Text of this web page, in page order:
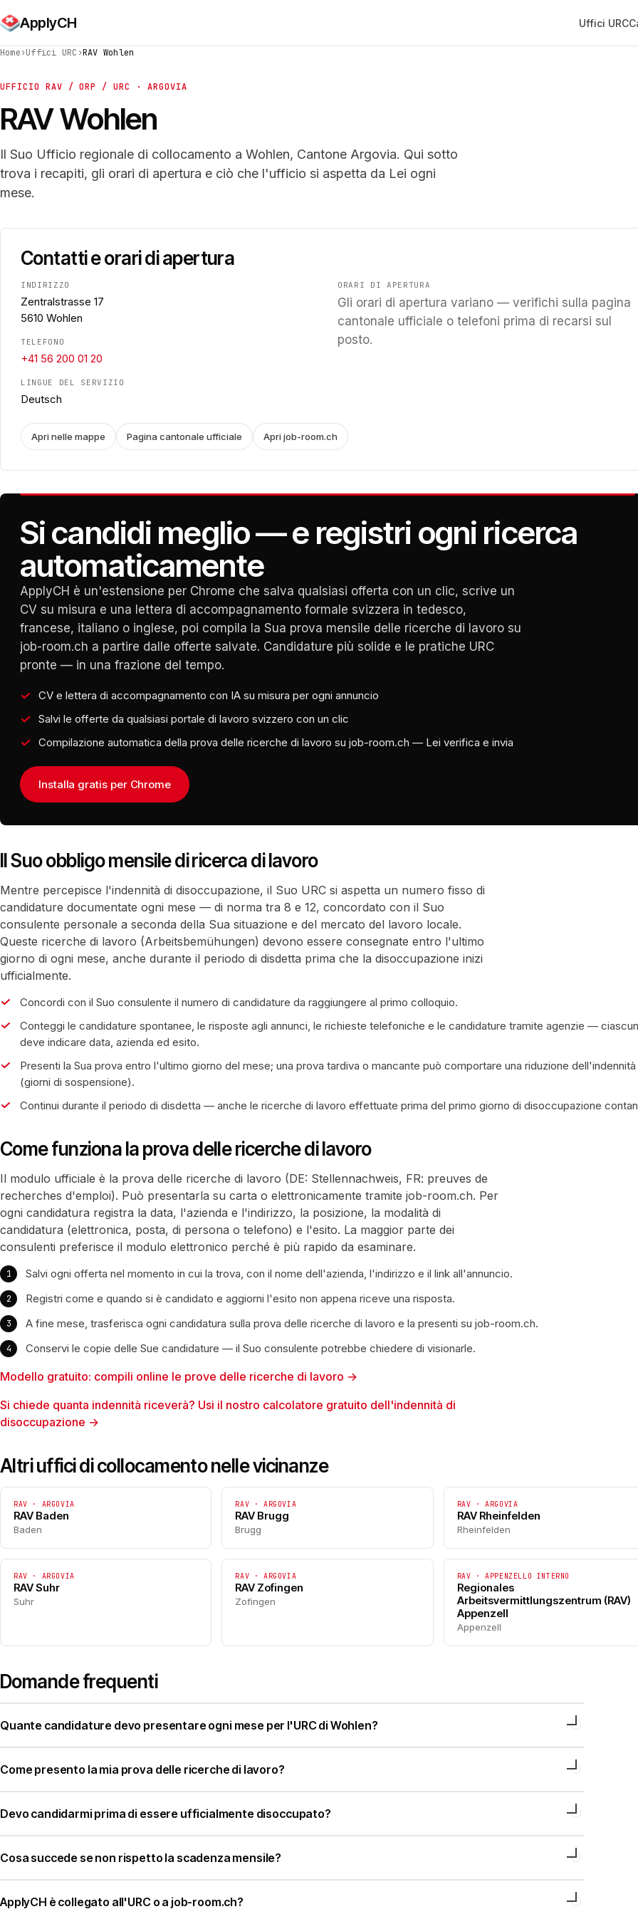
ApplyCH Uffici URC
Home›Uffici URC ›RAV Wohlen
UFFICIO RAV / ORP / URC · ARGOVIA
RAV Wohlen
Il Suo Ufficio regionale di collocamento a Wohlen, Cantone Argovia. Qui sotto
trova i recapiti, gli orari di apertura e ciò che l'ufficio si aspetta da Lei ogni
mese.
Contatti e orari di apertura
INDIRIZZO
Zentralstrasse 17
5610 Wohlen
TELEFONO
+41 56 200 01 20
LINGUE DEL SERVIZIO
Deutsch
ORARI DI APERTURA
Gli orari di apertura variano — verifichi sulla pagina
cantonale ufficiale o telefoni prima di recarsi sul
posto.
Apri nelle mappe Pagina cantonale ufficiale Apri job-room.ch
Si candidi meglio — e registri ogni ricerca
automaticamente
ApplyCH è un'estensione per Chrome che salva qualsiasi offerta con un clic, scrive un
CV su misura e una lettera di accompagnamento formale svizzera in tedesco,
francese, italiano o inglese, poi compila la Sua prova mensile delle ricerche di lavoro su
job-room.ch a partire dalle offerte salvate. Candidature più solide e le pratiche URC
pronte — in una frazione del tempo.
CV e lettera di accompagnamento con IA su misura per ogni annuncio
Salvi le offerte da qualsiasi portale di lavoro svizzero con un clic
Compilazione automatica della prova delle ricerche di lavoro su job-room.ch — Lei verifica e invia
Installa gratis per Chrome
Il Suo obbligo mensile di ricerca di lavoro
Mentre percepisce l'indennità di disoccupazione, il Suo URC si aspetta un numero fisso di
candidature documentate ogni mese — di norma tra 8 e 12, concordato con il Suo
consulente personale a seconda della Sua situazione e del mercato del lavoro locale.
Queste ricerche di lavoro (Arbeitsbemühungen) devono essere consegnate entro l'ultimo
giorno di ogni mese, anche durante il periodo di disdetta prima che la disoccupazione inizi
ufficialmente.
Concordi con il Suo consulente il numero di candidature da raggiungere al primo colloquio.
Conteggi le candidature spontanee, le risposte agli annunci, le richieste telefoniche e le candidature tramite agenzie —
deve indicare data, azienda ed esito.
Presenti la Sua prova entro l'ultimo giorno del mese; una prova tardiva o mancante può comportare una riduzione dell'indennità
(giorni di sospensione).
Continui durante il periodo di disdetta — anche le ricerche di lavoro effettuate prima del primo giorno di disoccupazione
Come funziona la prova delle ricerche di lavoro
Il modulo ufficiale è la prova delle ricerche di lavoro (DE: Stellennachweis, FR: preuves de
recherches d'emploi). Può presentarla su carta o elettronicamente tramite job-room.ch. Per
ogni candidatura registra la data, l'azienda e l'indirizzo, la posizione, la modalità di
candidatura (elettronica, posta, di persona o telefono) e l'esito. La maggior parte dei
consulenti preferisce il modulo elettronico perché è più rapido da esaminare.
Salvi ogni offerta nel momento in cui la trova, con il nome dell'azienda, l'indirizzo e il link all'annuncio.
Registri come e quando si è candidato e aggiorni l'esito non appena riceve una risposta.
A fine mese, trasferisca ogni candidatura sulla prova delle ricerche di lavoro e la presenti su job-room.ch.
Conservi le copie delle Sue candidature — il Suo consulente potrebbe chiedere di visionarle.
Modello gratuito: compili online le prove delle ricerche di lavoro →
Si chiede quanta indennità riceverà? Usi il nostro calcolatore gratuito dell'indennità di
disoccupazione →
Altri uffici di collocamento nelle vicinanze
RAV · ARGOVIA
RAV Baden
Baden
RAV · ARGOVIA
RAV Brugg
Brugg
RAV · ARGOVIA
RAV Rheinfelden
Rheinfelden
RAV · ARGOVIA
RAV Suhr
Suhr
RAV · ARGOVIA
RAV Zofingen
Zofingen
RAV · APPENZELLO INTERNO
Regionales
Arbeitsvermittlungszentrum (RAV)
Appenzell
Appenzell
Domande frequenti
Quante candidature devo presentare ogni mese per l'URC di Wohlen?
Come presento la mia prova delle ricerche di lavoro?
Devo candidarmi prima di essere ufficialmente disoccupato?
Cosa succede se non rispetto la scadenza mensile?
ApplyCH è collegato all'URC o a job-room.ch?